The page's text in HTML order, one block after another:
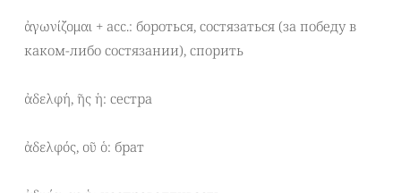
ἀγωνίζομαι + acc.: бороться, состязаться (за победу в
каком-либо состязании), спорить
ἀδελφή, ῆς ἡ: сестра
ἀδελφός, οῦ ὁ: брат